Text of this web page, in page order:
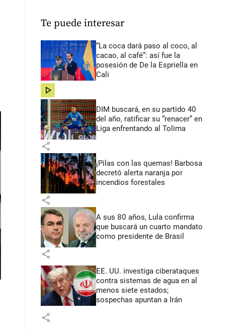
Te puede interesar
“La coca dará paso al coco, al
cacao, al café”: así fue la
posesión de De la Espriella en
Cali
share
DIM buscará, en su partido 40
del año, ratificar su “renacer” en
Liga enfrentando al Tolima
share
¡Pilas con las quemas! Barbosa
decretó alerta naranja por
incendios forestales
share
A sus 80 años, Lula confirma
que buscará un cuarto mandato
como presidente de Brasil
share
EE. UU. investiga ciberataques
contra sistemas de agua en al
menos siete estados;
sospechas apuntan a Irán
share